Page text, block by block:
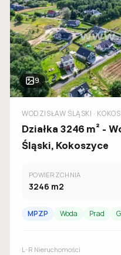
9
WODZISŁAW ŚLĄSKI ·
Działka 3246 m² -
Śląski, Kokoszyce
POWIERZCHNIA
3246 m2
MPZP Woda Prad
L-R Nieruchomości